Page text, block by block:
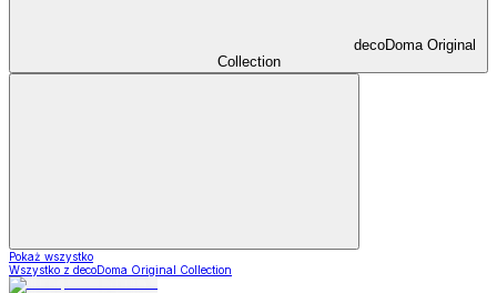
decoDoma Original
Collection
Pokaż wszystko
Wszystko z decoDoma Original Collection